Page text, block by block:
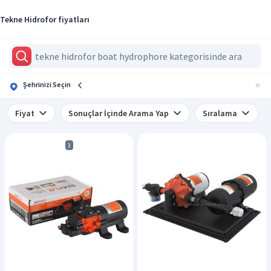
Tekne Hidrofor fiyatları
Şehrinizi Seçin
Fiyat Sonuçlar İçinde Arama Yap Sıralama
3